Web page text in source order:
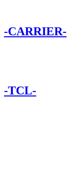
-CARRIER-
-TCL-